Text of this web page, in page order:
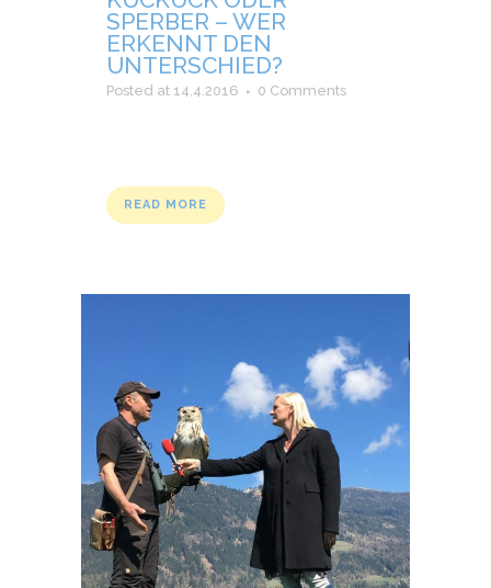
SPERBER – WER
ERKENNT DEN
UNTERSCHIED?
Posted at 14.4.2016 0 Comments
READ MORE